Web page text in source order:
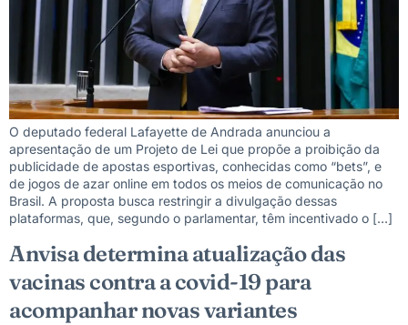
O deputado federal Lafayette de Andrada anunciou a
apresentação de um Projeto de Lei que propõe a proibição da
publicidade de apostas esportivas, conhecidas como “bets”, e
de jogos de azar online em todos os meios de comunicação no
Brasil. A proposta busca restringir a divulgação dessas
plataformas, que, segundo o parlamentar, têm incentivado o […]
Anvisa determina atualização das
vacinas contra a covid-19 para
acompanhar novas variantes